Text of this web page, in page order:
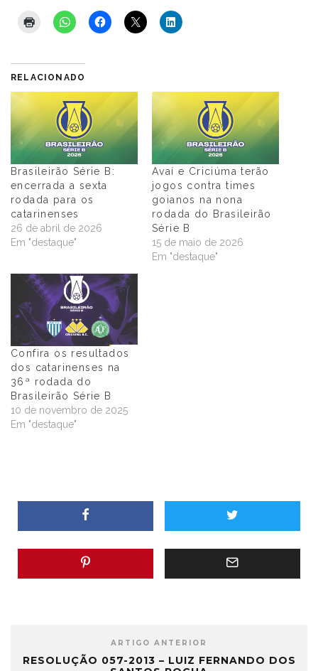
RELACIONADO
Brasileirão Série B:
encerrada a sexta
rodada para os
catarinenses
26 de abril de 2026
Em "destaque"
Avaí e Criciúma terão
jogos contra times
goianos na nona
rodada do Brasileirão
Série B
15 de maio de 2026
Em "destaque"
Confira os resultados
dos catarinenses na
36ª rodada do
Brasileirão Série B
10 de novembro de 2025
Em "destaque"
ARTIGO ANTERIOR
RESOLUÇÃO 057-2013 – LUIZ FERNANDO DOS